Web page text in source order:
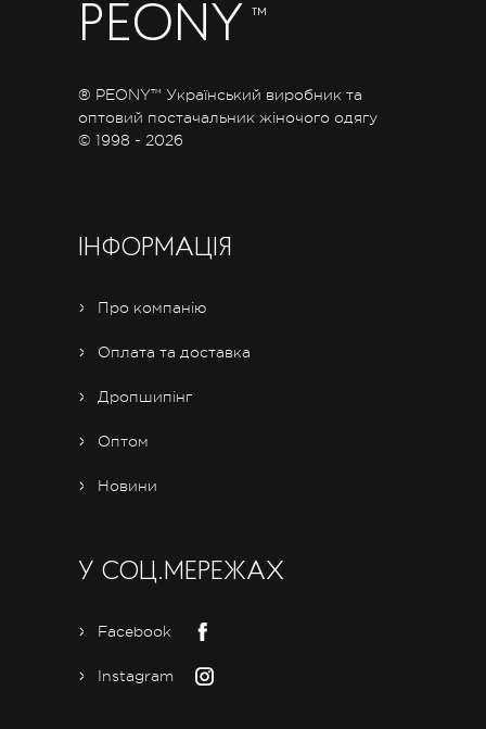
PEONY ™
® PEONY™ Український виробник та
оптовий постачальник жіночого одягу
© 1998 - 2026
ІНФОРМАЦІЯ
Про компанію
Оплата та доставка
Дропшипінг
Оптом
Новини
У СОЦ.МЕРЕЖАХ
Facebook
Instagram